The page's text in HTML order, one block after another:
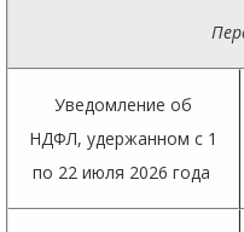
Уведомление об
НДФЛ, удержанном с 1
по 22 июля 2026 года